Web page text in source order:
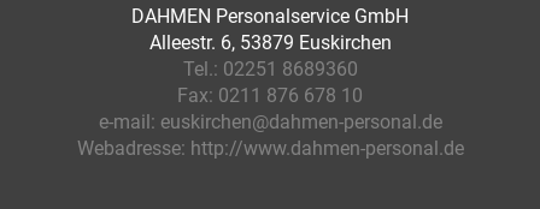
DAHMEN Personalservice GmbH
Alleestr. 6, 53879 Euskirchen
Tel.: 02251 8689360
Fax: 0211 876 678 10
e-mail: euskirchen@dahmen-personal.de
Webadresse: http://www.dahmen-personal.de